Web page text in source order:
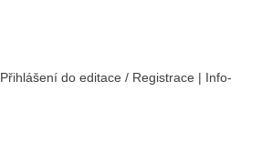
Přihlášení do editace / Registrace | Info-